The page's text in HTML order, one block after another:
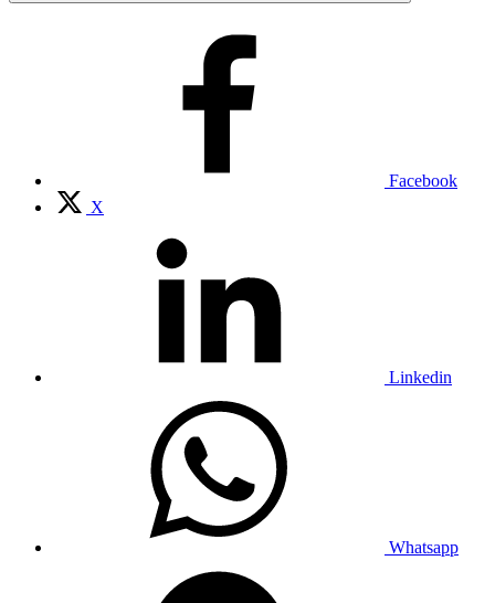
Facebook
X
Linkedin
Whatsapp